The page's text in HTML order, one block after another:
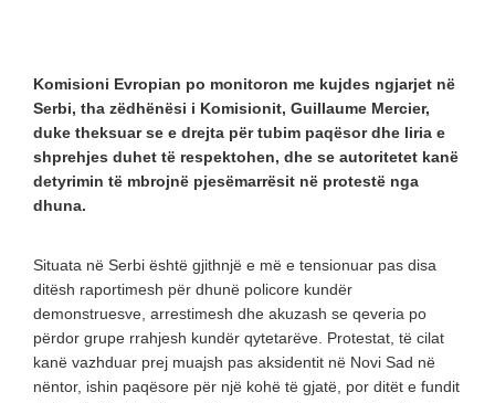
Komisioni Evropian po monitoron me kujdes ngjarjet në
Serbi, tha zëdhënësi i Komisionit, Guillaume Mercier,
duke theksuar se e drejta për tubim paqësor dhe liria e
shprehjes duhet të respektohen, dhe se autoritetet kanë
detyrimin të mbrojnë pjesëmarrësit në protestë nga
dhuna.
Situata në Serbi është gjithnjë e më e tensionuar pas disa
ditësh raportimesh për dhunë policore kundër
demonstruesve, arrestimesh dhe akuzash se qeveria po
përdor grupe rrahjesh kundër qytetarëve. Protestat, të cilat
kanë vazhduar prej muajsh pas aksidentit në Novi Sad në
nëntor, ishin paqësore për një kohë të gjatë, por ditët e fundit